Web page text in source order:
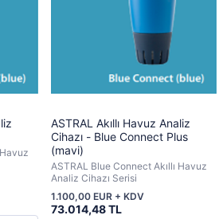
ASTRAL Akıllı Havuz Analiz
Cihazı - Blue Connect Plus
(mavi)
ASTRAL Blue Connect Akıllı Havuz
Analiz Cihazı Serisi
73.014,48 TL
1.100,00 EUR + KDV